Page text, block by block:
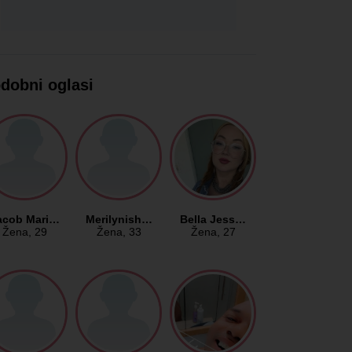
oglasi
Mari…
Žena, 29
Merilynish…
Žena, 33
Bella Jess…
Žena, 27